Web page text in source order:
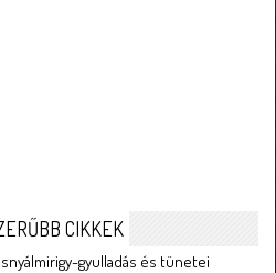
CIKKEK
gyulladás és tünetei